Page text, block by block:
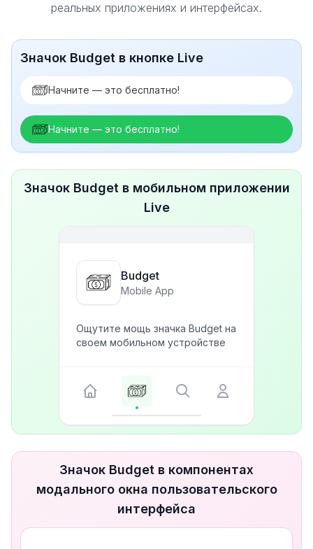
реальных приложениях и интерфейсах.
Значок Budget в кнопке Live
Начните — это бесплатно!
Начните — это бесплатно!
Значок Budget в мобильном приложении
Live
Budget
Mobile App
Ощутите мощь значка Budget на
своем мобильном устройстве
Значок Budget в компонентах
модального окна пользовательского
интерфейса